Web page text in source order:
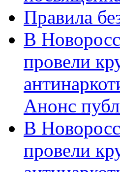
Правила
В
провели
Анонс
В
провели